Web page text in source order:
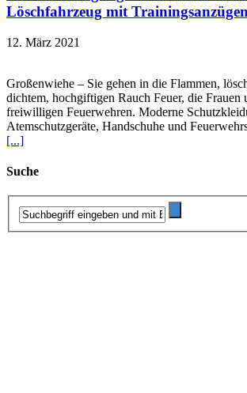
Löschfahrzeug mit
12. März 2021
Großenwiehe – Sie gehen in die Flammen,
dichtem, hochgiftigen Rauch Feuer, die Frauen
freiwilligen Feuerwehren. Moderne
Atemschutzgeräte, Handschuhe und
[...]
Suche